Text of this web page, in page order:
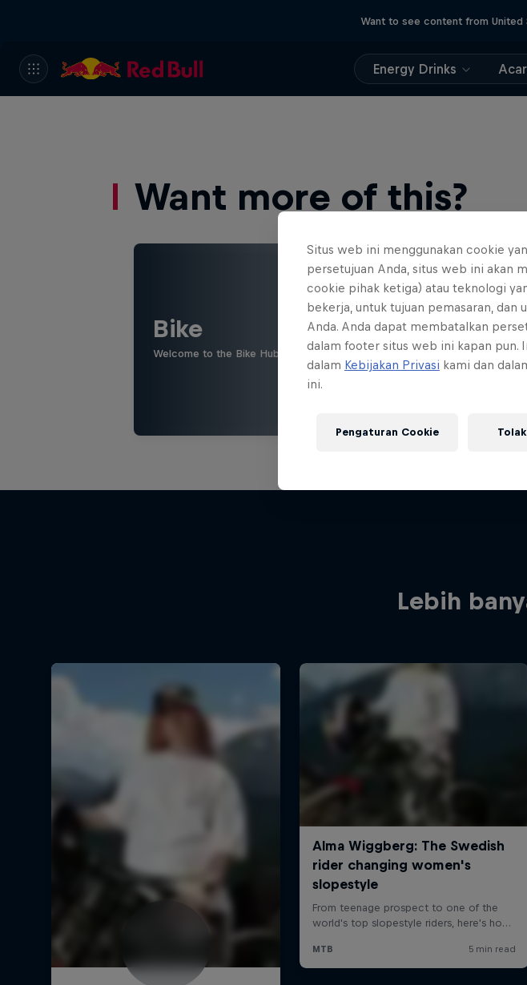
Want to see content from United
Energy Drinks
Want more of this?
Bike
Welcome to the Bike Hub, where you will find an action-packed collection
Lebih
Situs web ini menggunakan cookie
persetujuan Anda, situs web ini akan
cookie pihak ketiga) atau teknologi
bekerja, untuk tujuan pemasaran, dan
Anda. Anda dapat membatalkan
dalam footer situs web ini kapan pun.
dalam Kebijakan Privasi kami dan
ini.
Pengaturan Cookie